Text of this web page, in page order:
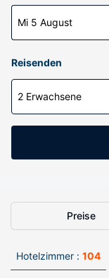
Mi 5 August
Reisenden
2 Erwachsene
Preise
Hotelzimmer : 104